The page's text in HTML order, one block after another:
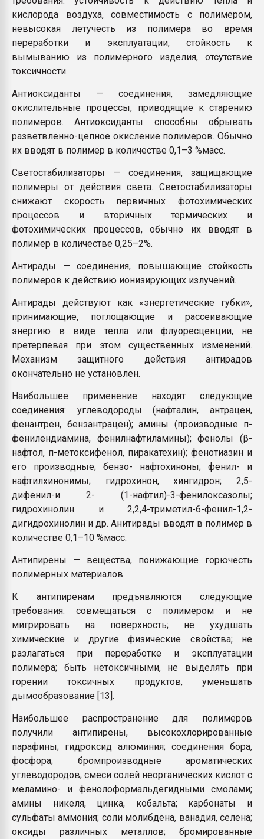
кислорода воздуха, совместимость с полимером,
невысокая летучесть из полимера во время
переработки и эксплуатации, стойкость к
вымыванию из полимерного изделия, отсутствие
токсичности.
Антиоксиданты — соединения, замедляющие
окислительные процессы, приводящие к старению
полимеров. Антиоксиданты способны обрывать
разветвленно-цепное окисление полимеров. Обычно
их вводят в полимер в количестве 0,1–3 %масс.
Светостабилизаторы — соединения, защищающие
полимеры от действия света. Светостабилизаторы
снижают скорость первичных фотохимических
процессов и вторичных термических и
фотохимических процессов, обычно их вводят в
полимер в количестве 0,25–2%.
Антирады — соединения, повышающие стойкость
полимеров к действию ионизирующих излучений.
Антирады действуют как «энергетические губки»,
принимающие, поглощающие и рассеивающие
энергию в виде тепла или флуоресценции, не
претерпевая при этом существенных изменений.
Механизм защитного действия антирадов
окончательно не установлен.
Наибольшее применение находят следующие
соединения: углеводороды (нафталин, антрацен,
фенантрен, бензантрацен); амины (производные п-
фенилендиамина, фенилнафтиламины); фенолы (β-
нафтол, п-метоксифенол, пиракатехин); фенотиазин и
его производные; бензо- нафтохиноны; фенил- и
нафтилхинонимы; гидрохинон, хингидрон; 2,5-
дифенил-и 2- (1-нафтил)-3-фенилоксазолы;
гидрохинолин и 2,2,4-триметил-6-фенил-1,2-
дигидрохинолин и др. Анитирады вводят в полимер в
количестве 0,1–10 %масс.
Антипирены — вещества, понижающие горючесть
полимерных материалов.
К антипиренам предъявляются следующие
требования: совмещаться с полимером и не
мигрировать на поверхность; не ухудшать
химические и другие физические свойства; не
разлагаться при переработке и эксплуатации
полимера; быть нетоксичными, не выделять при
горении токсичных продуктов, уменьшать
дымообразование [13].
Наибольшее распространение для полимеров
получили антипирены, высокохлорированные
парафины; гидроксид алюминия; соединения бора,
фосфора; бромпроизводные ароматических
углеводородов; смеси солей неорганических кислот с
меламино- и фенолоформальдегидными смолами;
амины никеля, цинка, кобальта; карбонаты и
сульфаты аммония; соли молибдена, ванадия, селена;
оксиды различных металлов; бромированные